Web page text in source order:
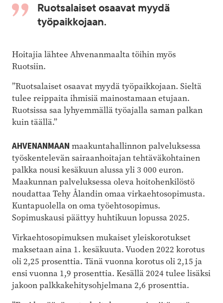
Ruotsalaiset osaavat myydä
työpaikkojaan.
Hoitajia lähtee Ahvenanmaalta töihin myös
Ruotsiin.
”Ruotsalaiset osaavat myydä työpaikkojaan. Sieltä
tulee reippaita ihmisiä mainostamaan etujaan.
Ruotsissa saa lyhyemmällä työajalla saman palkan
kuin täällä.”
AHVENANMAAN maakuntahallinnon palveluksessa
työskentelevän sairaanhoitajan tehtäväkohtainen
palkka nousi kesäkuun alussa yli 3 000 euron.
Maakunnan palveluksessa oleva hoitohenkilöstö
noudattaa Tehy Ålandin omaa virkaehtosopimusta.
Kuntapuolella on oma työehtosopimus.
Sopimuskausi päättyy huhtikuun lopussa 2025.
Virkaehtosopimuksen mukaiset yleiskorotukset
maksetaan aina 1. kesäkuuta. Vuoden 2022 korotus
oli 2,25 prosenttia. Tänä vuonna korotus oli 2,15 ja
ensi vuonna 1,9 prosenttia. Kesällä 2024 tulee lisäksi
jakoon palkkakehitysohjelmana 2,6 prosenttia.